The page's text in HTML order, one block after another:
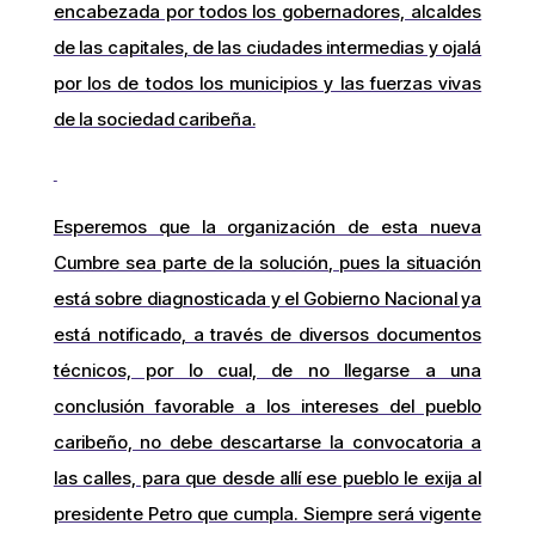
encabezada por todos los gobernadores, alcaldes
de las capitales, de las ciudades intermedias y ojalá
por los de todos los municipios y las fuerzas vivas
de la sociedad caribeña.
Esperemos que la organización de esta nueva
Cumbre sea parte de la solución, pues la situación
está sobre diagnosticada y el Gobierno Nacional ya
está notificado, a través de diversos documentos
técnicos, por lo cual, de no llegarse a una
conclusión favorable a los intereses del pueblo
caribeño, no debe descartarse la convocatoria a
las calles, para que desde allí ese pueblo le exija al
presidente Petro que cumpla. Siempre será vigente